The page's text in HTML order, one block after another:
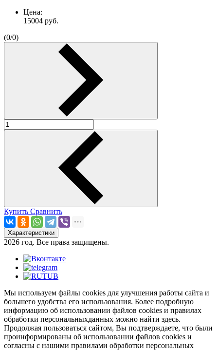
Цена:
15004 руб.
(0/0)
Купить Сравнить
Характеристики
2026 год. Все права защищены.
Мы используем файлы cookies для улучшения работы сайта и
большего удобства его использования. Более подробную
информацию об использовании файлов cookies и правилах
обработки персональныхданных можно найти здесь.
Продолжая пользоваться сайтом, Вы подтверждаете, что были
проинформированы об использовании файлов cookies и
согласны с нашими правилами обработки персональных